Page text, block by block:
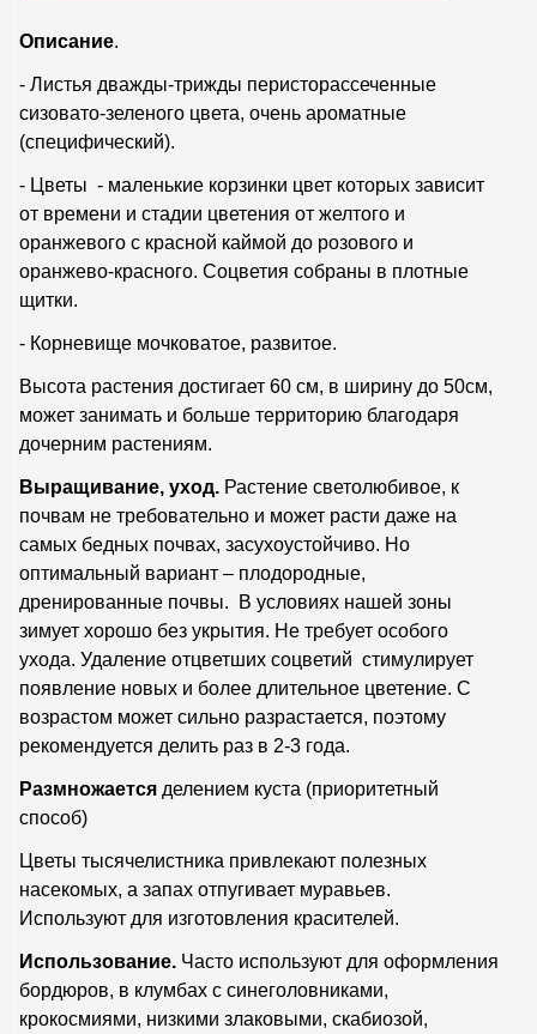
Описание.
- Листья дважды-трижды перисторассеченные
сизовато-зеленого цвета, очень ароматные
(специфический).
- Цветы - маленькие корзинки цвет которых зависит
от времени и стадии цветения от желтого и
оранжевого с красной каймой до розового и
оранжево-красного. Соцветия собраны в плотные
щитки.
- Корневище мочковатое, развитое.
Высота растения достигает 60 см, в ширину до 50см,
может занимать и больше территорию благодаря
дочерним растениям.
Выращивание, уход. Растение светолюбивое, к
почвам не требовательно и может расти даже на
самых бедных почвах, засухоустойчиво. Но
оптимальный вариант – плодородные,
дренированные почвы. В условиях нашей зоны
зимует хорошо без укрытия. Не требует особого
ухода. Удаление отцветших соцветий стимулирует
появление новых и более длительное цветение. С
возрастом может сильно разрастается, поэтому
рекомендуется делить раз в 2-3 года.
Размножается делением куста (приоритетный
способ)
Цветы тысячелистника привлекают полезных
насекомых, а запах отпугивает муравьев.
Используют для изготовления красителей.
Использование. Часто используют для оформления
бордюров, в клумбах с синеголовниками,
крокосмиями, низкими злаковыми, скабиозой,